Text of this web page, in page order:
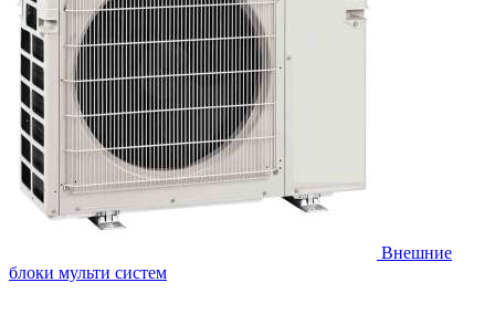
Внешние
блоки мульти систем